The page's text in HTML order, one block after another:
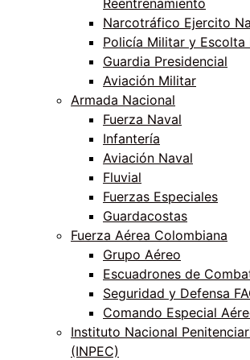
Narcotráfico Ejercito
Policía Militar y Escolta
Guardia Presidencial
Aviación Militar
Armada Nacional
Fuerza Naval
Infantería
Aviación Naval
Fluvial
Fuerzas Especiales
Guardacostas
Fuerza Aérea Colombiana
Grupo Aéreo
Escuadrones de
Seguridad y Defensa
Comando Especial
Instituto Nacional
(INPEC)